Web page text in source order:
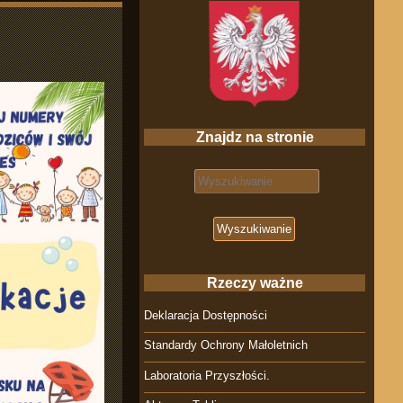
Znajdz na stronie
Search for:
Rzeczy ważne
Deklaracja Dostępności
Standardy Ochrony Małoletnich
Laboratoria Przyszłości.